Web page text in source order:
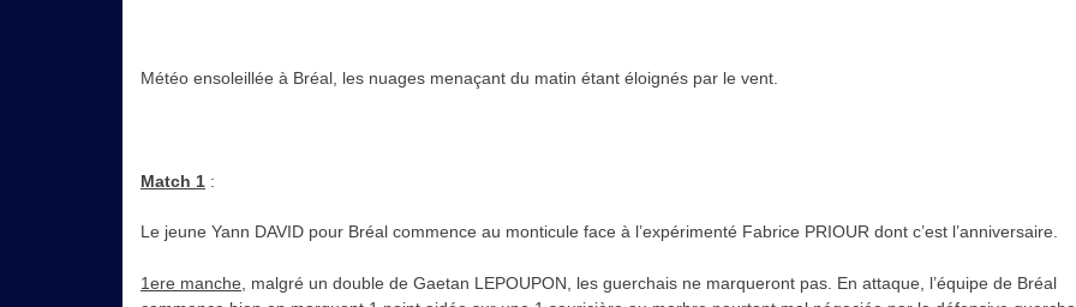
Météo ensoleillée à Bréal, les nuages menaçant du matin étant éloignés par le vent.
Match 1 :
Le jeune Yann DAVID pour Bréal commence au monticule face à l’expérimenté Fabrice PRIOUR dont c’est l’anniversaire.
1ere manche , malgré un double de Gaetan LEPOUPON, les guerchais ne marqueront pas. En attaque, l’équipe de Bréal